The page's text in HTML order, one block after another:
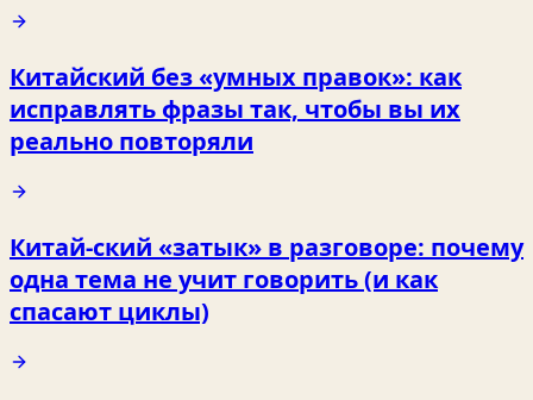
Китайский без «умных правок»: как
исправлять фразы так, чтобы вы их
реально повторяли
Китай-ский «затык» в разговоре: почему
одна тема не учит говорить (и как
спасают циклы)